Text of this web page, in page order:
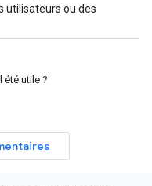
utilisateurs ou des
été utile ?